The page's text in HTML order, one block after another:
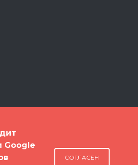
ИСПОЛЬЗОВАНИЕ
Google
СОГЛАСЕН